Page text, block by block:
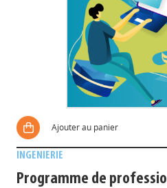
Ajouter au panier
INGENIERIE
Programme de